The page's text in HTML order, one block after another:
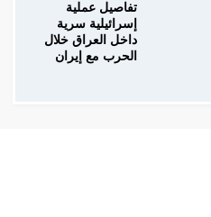
تفاصيل عملية
إسرائيلية سرية
داخل العراق خلال
الحرب مع إيران